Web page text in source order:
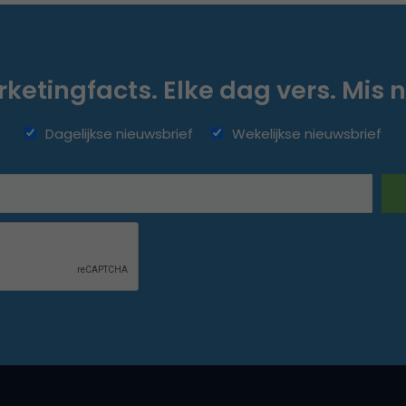
Elke dag vers. Mis
Dagelijkse nieuwsbrief Wekelijkse nieuwsbrief